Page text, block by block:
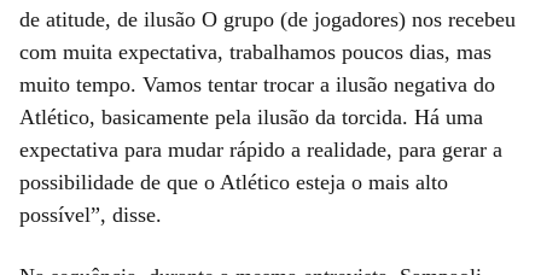
de atitude, de ilusão O grupo (de jogadores) nos recebeu
com muita expectativa, trabalhamos poucos dias, mas
muito tempo. Vamos tentar trocar a ilusão negativa do
Atlético, basicamente pela ilusão da torcida. Há uma
expectativa para mudar rápido a realidade, para gerar a
possibilidade de que o Atlético esteja o mais alto
possível”, disse.